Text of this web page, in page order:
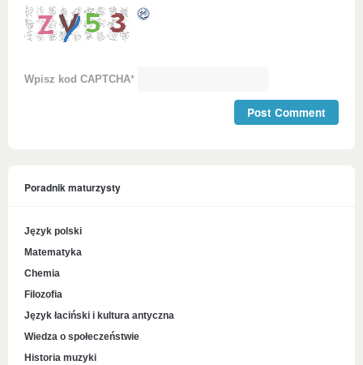
Wpisz kod CAPTCHA*
Poradnik maturzysty
Język polski
Matematyka
Chemia
Filozofia
Język łaciński i kultura antyczna
Wiedza o społeczeństwie
Historia muzyki